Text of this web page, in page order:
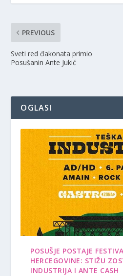
PREVIOUS
Sveti red đakonata primio
Posušanin Ante Jukić
OGLASI
POSUŠJE POSTAJE
HERCEGOVINE: STIŽU
INDUSTRIJA I ANTE CASH